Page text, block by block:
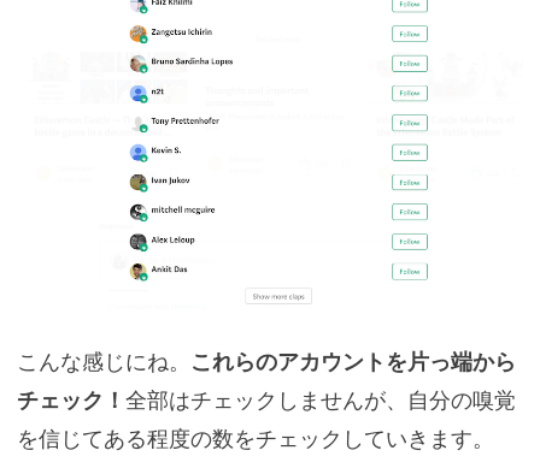
こんな感じにね。 これらのアカウントを片っ端から
チェック！ 全部はチェックしませんが、自分の嗅覚
を信じてある程度の数をチェックしていきます。